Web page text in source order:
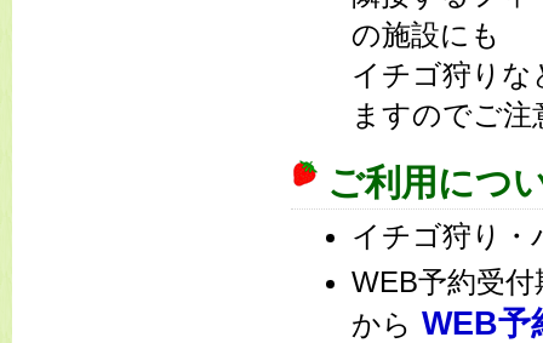
の施設にも
イチゴ狩り
ますのでご注
ご利用につ
イチゴ狩り・
WEB予約受
から WEB